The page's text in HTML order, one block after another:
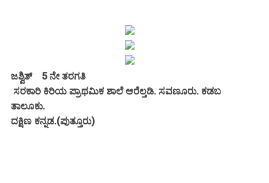
ಜಶ್ವಿತ್ 5 ನೇ ತರಗತಿ
ಸರಕಾರಿ ಕಿರಿಯ ಪ್ರಾಥಮಿಕ ಶಾಲೆ ಆರೆಲ್ತಡಿ. ಸವಣೂರು. ಕಡಬ
ತಾಲೂಕು.
ದಕ್ಷಿಣ ಕನ್ನಡ.(ಪುತ್ತೂರು)